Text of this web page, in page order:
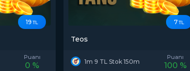
19 TL
Puanı
0 %
7TL
Teos
1m 9 TL Stok 150m
Puanı
100 %